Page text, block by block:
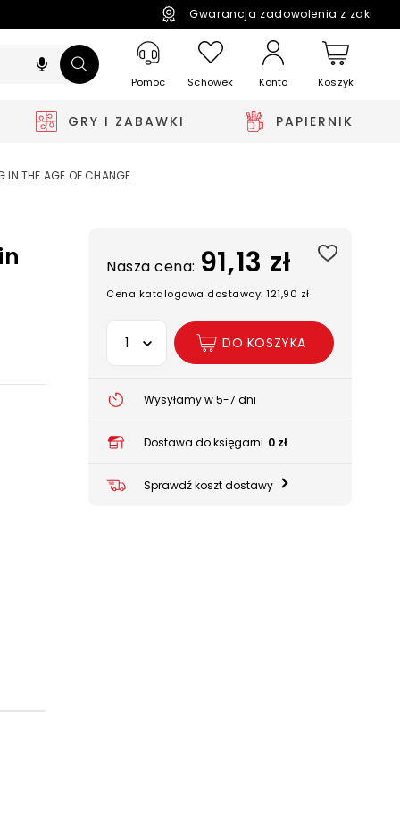
Gwarancja zadowolenia z
Pomoc Schowek Konto Koszyk
GRY I ZABAWKI PAPIERNIK
IN THE AGE OF CHANGE
Nasza cena: 91,13 zł
Cena katalogowa dostawcy: 121,90 zł
Wybierz opcję
DO KOSZYKA
Wysyłamy w 5-7 dni
Dostawa do księgarni 0 zł
Sprawdź koszt dostawy